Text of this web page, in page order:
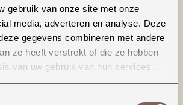
gebruik van onze site met onze
media, adverteren en analyse. Deze
gegevens combineren met andere
ze heeft verstrekt of die ze hebben
van uw gebruik van hun services.